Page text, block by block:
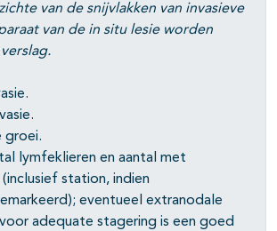
van de snijvlakken van invasieve
van de in situ lesie worden
groei.
lymfeklieren en aantal met
station, indien
eventueel extranodale
adequate stagering is een goed